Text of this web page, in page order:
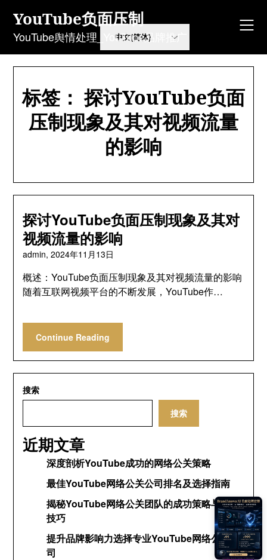
content
YouTube负面压制
YouTube舆情处理_YouTube品牌推广
标签：探讨YouTube负面
压制现象及其对视频流量
的影响
探讨YouTube负面压制现象及其对
视频流量的影响
admin,2024年11月13日
概述：YouTube负面压制现象及其对视频流量的影响
随着互联网视频平台的不断发展，YouTube作…
Continue Reading
搜索
搜索
近期文章
深度剖析YouTube成功的网络公关策略
最佳YouTube网络公关公司排名及选择指南
揭秘YouTube网络公关团队的成功策略与运营
技巧
提升品牌影响力选择专业YouTube网络公关公
司